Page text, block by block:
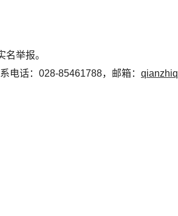
举报。
电话：028-85461788，邮箱：